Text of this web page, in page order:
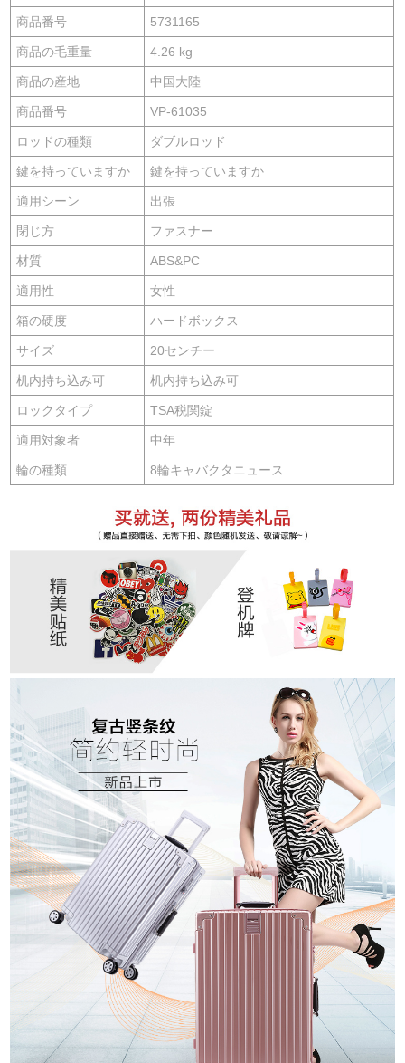
商品番号 5731165
商品の毛重量 4.26 kg
商品の産地 中国大陸
商品番号 VP-61035
ロッドの種類 ダブルロッド
鍵を持っていますか 鍵を持っていますか
適用シーン 出張
閉じ方 ファスナー
材質 ABS&PC
適用性 女性
箱の硬度 ハードボックス
サイズ 20センチー
机内持ち込み可 机内持ち込み可
ロックタイプ TSA税関錠
適用対象者 中年
輪の種類 8輪キャバクタニュース